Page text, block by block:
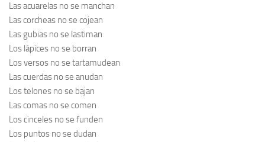
Contacto
Las acuarelas no se manchan
Las corcheas no se cojean
Las gubias no se lastiman
Los lápices no se borran
Los versos no se tartamudean
Las cuerdas no se anudan
Los telones no se bajan
Las comas no se comen
Los cinceles no se funden
Los puntos no se dudan